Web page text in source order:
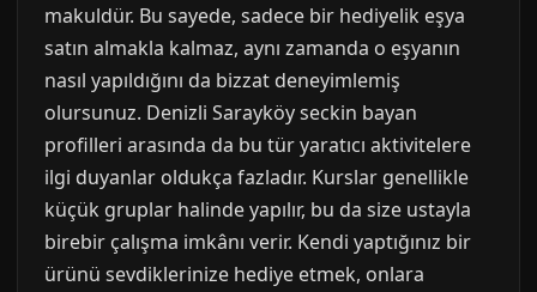
makuldür. Bu sayede, sadece bir hediyelik eşya
satın almakla kalmaz, aynı zamanda o eşyanın
nasıl yapıldığını da bizzat deneyimlemiş
olursunuz. Denizli Sarayköy seckin bayan
profilleri arasında da bu tür yaratıcı aktivitelere
ilgi duyanlar oldukça fazladır. Kurslar genellikle
küçük gruplar halinde yapılır, bu da size ustayla
birebir çalışma imkânı verir. Kendi yaptığınız bir
ürünü sevdiklerinize hediye etmek, onlara